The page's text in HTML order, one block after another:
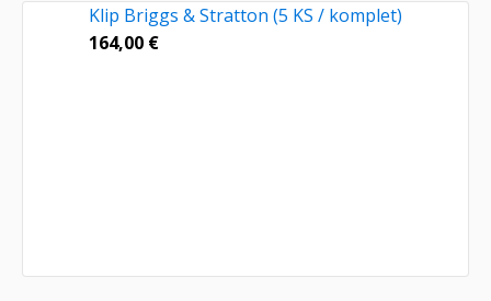
Klip Briggs & Stratton (5 KS / komplet)
164,00 €